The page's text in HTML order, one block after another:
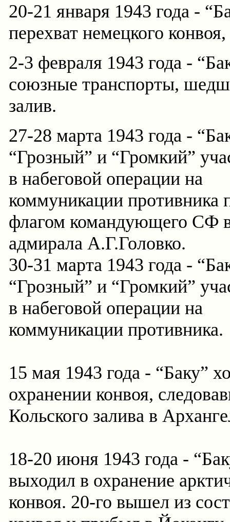
20-21 января 1943 года -
перехват немецкого
2-3 февраля 1943 года -
союзные транспорты,
залив.
27-28 марта 1943 года -
“Грозный” и “Громкий”
в набеговой операции на
коммуникации противника
флагом командующего СФ
адмирала А.Г.Головко.
30-31 марта 1943 года -
“Грозный” и “Громкий”
в набеговой операции на
коммуникации противника.
15 мая 1943 года - “Баку”
охранении конвоя,
Кольского залива в
18-20 июня 1943 года -
выходил в охранение
конвоя. 20-го вышел из